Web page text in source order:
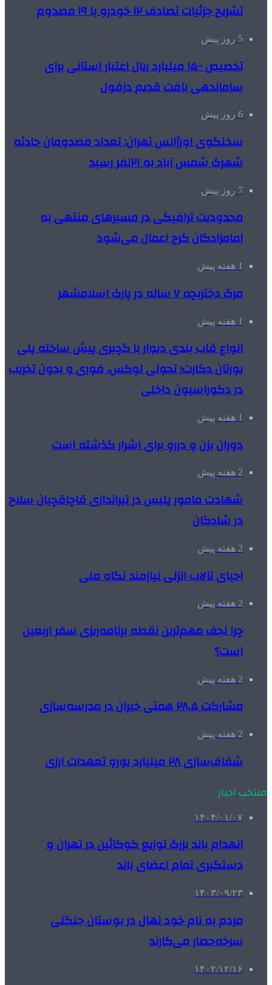
تشریح جزئیات تصادف ۱۲ خودرو با ۱۹ مصدوم
5 روز پیش
تخصیص ۱۵۰۰ میلیارد ریال اعتبار استانی برای
ساماندهی بافت قدیم دزفول
6 روز پیش
سخنگوی اورژانس تهران: تعداد مصدومان حادثه
شهرک شمس آباد به ۲۱نفر رسید
7 روز پیش
محدودیت ترافیکی در مسیرهای منتهی به
امامزادگان کرج اعمال می‌شود
1 هفته پیش
مرگ دختربچه ۷ ساله در پارک اسلامشهر
1 هفته پیش
انواع قاب بندی دیوار با گچبری پیش ساخته پلی
یورتان دکارت؛ تحولی لوکس، فوری و بدون تخریب
در دکوراسیون داخلی
1 هفته پیش
دوران بزن و دررو برای اشرار گذشته است
2 هفته پیش
شهادت مامور پلیس در تیراندازی قاچاقچیان سلاح
در شادگان
2 هفته پیش
احیای تالاب انزلی نیازمند نگاه ملی
2 هفته پیش
چرا نجف مهم‌ترین نقطه برنامه‌ریزی سفر اربعین
است؟
2 هفته پیش
مشارکت ۲۸.۵ همتی خیران در مدرسه‌سازی
2 هفته پیش
شفاف‌سازی ۲۸ میلیارد یورو تعهدات ارزی
منتخب اخبار
۱۴۰۴/۰۱/۰۷
انهدام باند بزرگ توزیع کوکائین در تهران و
دستگیری تمام اعضای باند
۱۴۰۳/۰۹/۲۳
مردم به نام خود نهال در بوستان جنگلی
سرخه‌حصار می‌کارند
۱۴۰۲/۱۲/۱۶